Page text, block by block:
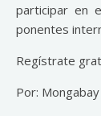
participar en
ponentes
Regístrate
Por: